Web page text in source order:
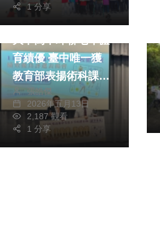
1 分享
育績優 臺中唯一獲
教育部表揚術科課業
品德並重 締造全國
高中體育班優良典範
張皓傑
2026年五月13日
2,187 觀看
1 分享